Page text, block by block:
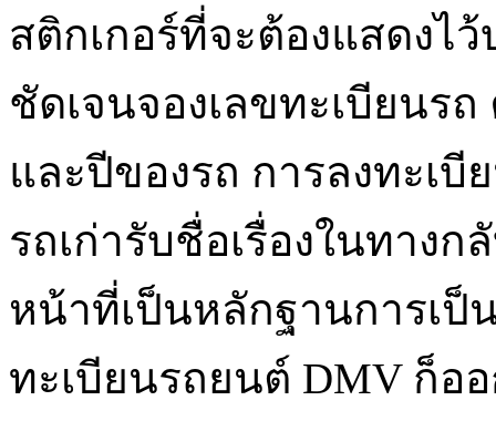
สติกเกอร์ที่จะต้องแสดงไ
ชัดเจนจองเลขทะเบียนร
และปีของรถ การลงทะเ
รถเก่ารับชื่อเรื่องในทาง
หน้าที่เป็นหลักฐานการเป็
ทะเบียนรถยนต์ DMV ก็อ